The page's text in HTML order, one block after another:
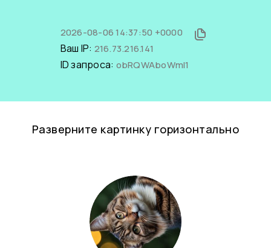
2026-08-06 14:37:50 +0000
Ваш IP: 216.73.216.141
ID запроса: obRQWAboWmI1
Разверните картинку горизонтально